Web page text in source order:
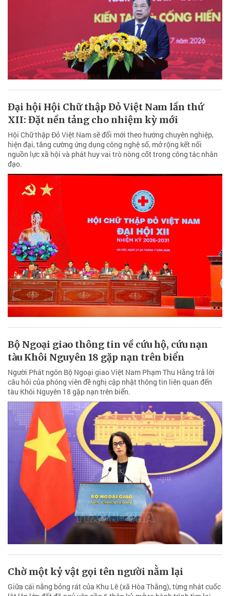
Đại hội Hội Chữ thập Đỏ Việt Nam lần thứ
XII: Đặt nền tảng cho nhiệm kỳ mới
Hội Chữ thập Đỏ Việt Nam sẽ đổi mới theo hướng chuyên nghiệp,
hiện đại, tăng cường ứng dụng công nghệ số, mở rộng kết nối
nguồn lực xã hội và phát huy vai trò nòng cốt trong công tác nhân
đạo.
Bộ Ngoại giao thông tin về cứu hộ, cứu nạn
tàu Khôi Nguyên 18 gặp nạn trên biển
Người Phát ngôn Bộ Ngoại giao Việt Nam Phạm Thu Hằng trả lời
câu hỏi của phóng viên đề nghị cập nhật thông tin liên quan đến
tàu Khôi Nguyên 18 gặp nạn trên biển.
Chờ một kỷ vật gọi tên người nằm lại
Giữa cái nắng bỏng rát của Khu Lê (xã Hòa Thắng), từng nhát cuốc